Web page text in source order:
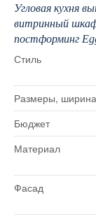
Угловая кухня
витринный
постформинг
Стиль
Размеры, ширина
Бюджет
Материал
Фасад